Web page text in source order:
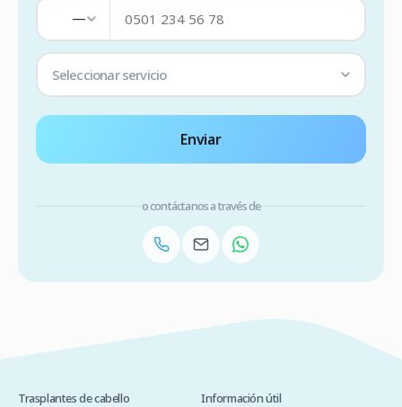
—
Seleccionar servicio
Enviar
o contáctanos a través de
Trasplantes de cabello Información útil